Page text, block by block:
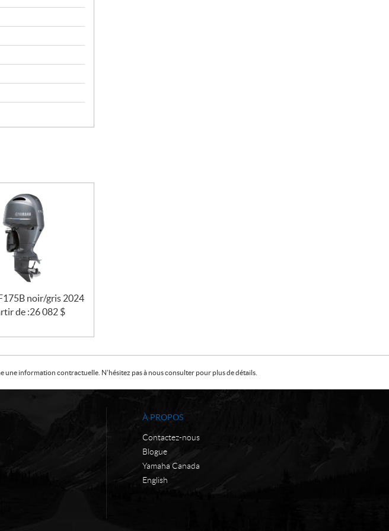
noir/gris 2024
de :26 082 $
une information contractuelle. N'hésitez pas à nous consulter pour plus de détails.
À PROPOS
Contactez-nous
Blogue
Yamaha Canada
English